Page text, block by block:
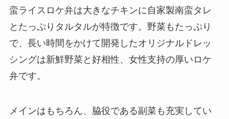
蛮ライスロケ弁は大きなチキンに自家製南蛮タレ
とたっぷりタルタルが特徴です。野菜もたっぷり
で、長い時間をかけて開発したオリジナルドレッ
シングは新鮮野菜と好相性、女性支持の厚いロケ
弁です。
メインはもちろん、脇役である副菜も充実してい